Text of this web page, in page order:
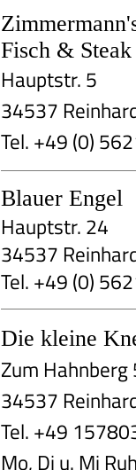
Fisch & Steak
Hauptstr. 5
34537
Tel. +49 (0)
Blauer Engel
Hauptstr. 24
34537
Tel. +49 (0)
Die kleine
Zum Hahnberg
34537
Tel. +49
Mo, Di u. Mi